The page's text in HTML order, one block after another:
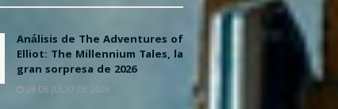
Análisis de The Adventures of
Elliot: The Millennium Tales, la
gran sorpresa de 2026
28 DE JULIO DE 2026